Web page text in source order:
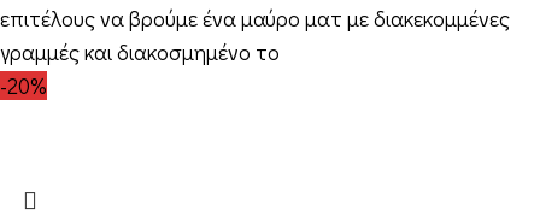
επιτέλους να βρούμε ένα μαύρο ματ με διακεκομμένες
γραμμές και διακοσμημένο το
-20%